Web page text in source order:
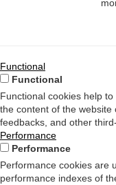
Functional
Functional
Functional cookies help
the content of the
feedbacks, and other
Performance
Performance
Performance cookies are
performance indexes of